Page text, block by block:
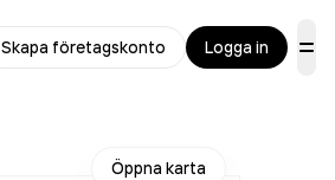
Skapa företagskonto Logga in
Öppna karta